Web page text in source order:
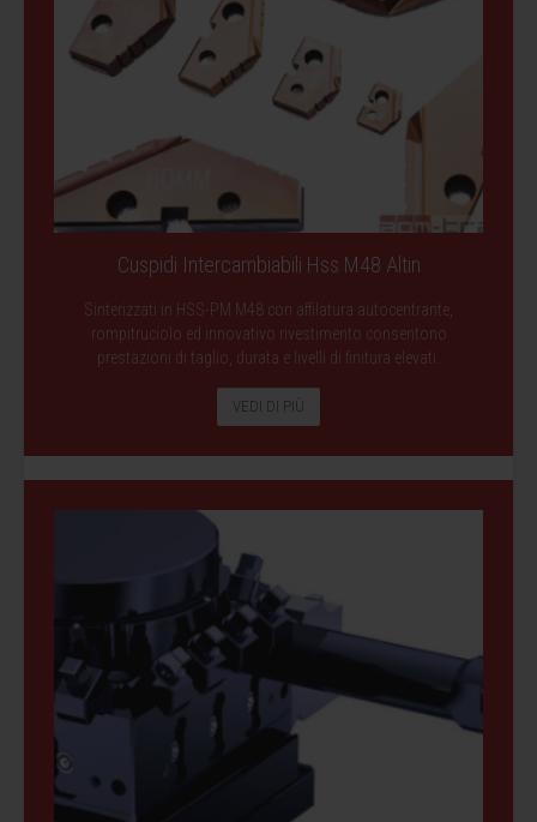
Cuspidi Intercambiabili Hss M48 Altin
Sinterizzati in HSS-PM M48 con affilatura autocentrante,
rompitruciolo ed innovativo rivestimento consentono
prestazioni di taglio, durata e livelli di finitura elevati.
VEDI DI PIÙ